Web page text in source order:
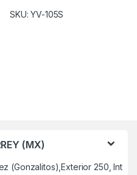
SKU: YV-105S
(MX)
(Gonzalitos),Exterior 250, Int